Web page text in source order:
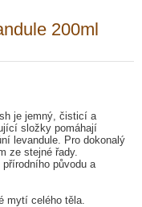
200ml
je jemný, čisticí a
složky pomáhají
levandule. Pro dokonalý
ze stejné řady.
původu a
mytí celého těla.